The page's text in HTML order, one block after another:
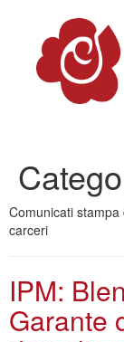
Comunicati
carceri
IPM:
Garante